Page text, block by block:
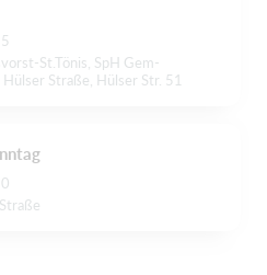
St.Tönis, SpH Gem-
Straße, Hülser Str. 51